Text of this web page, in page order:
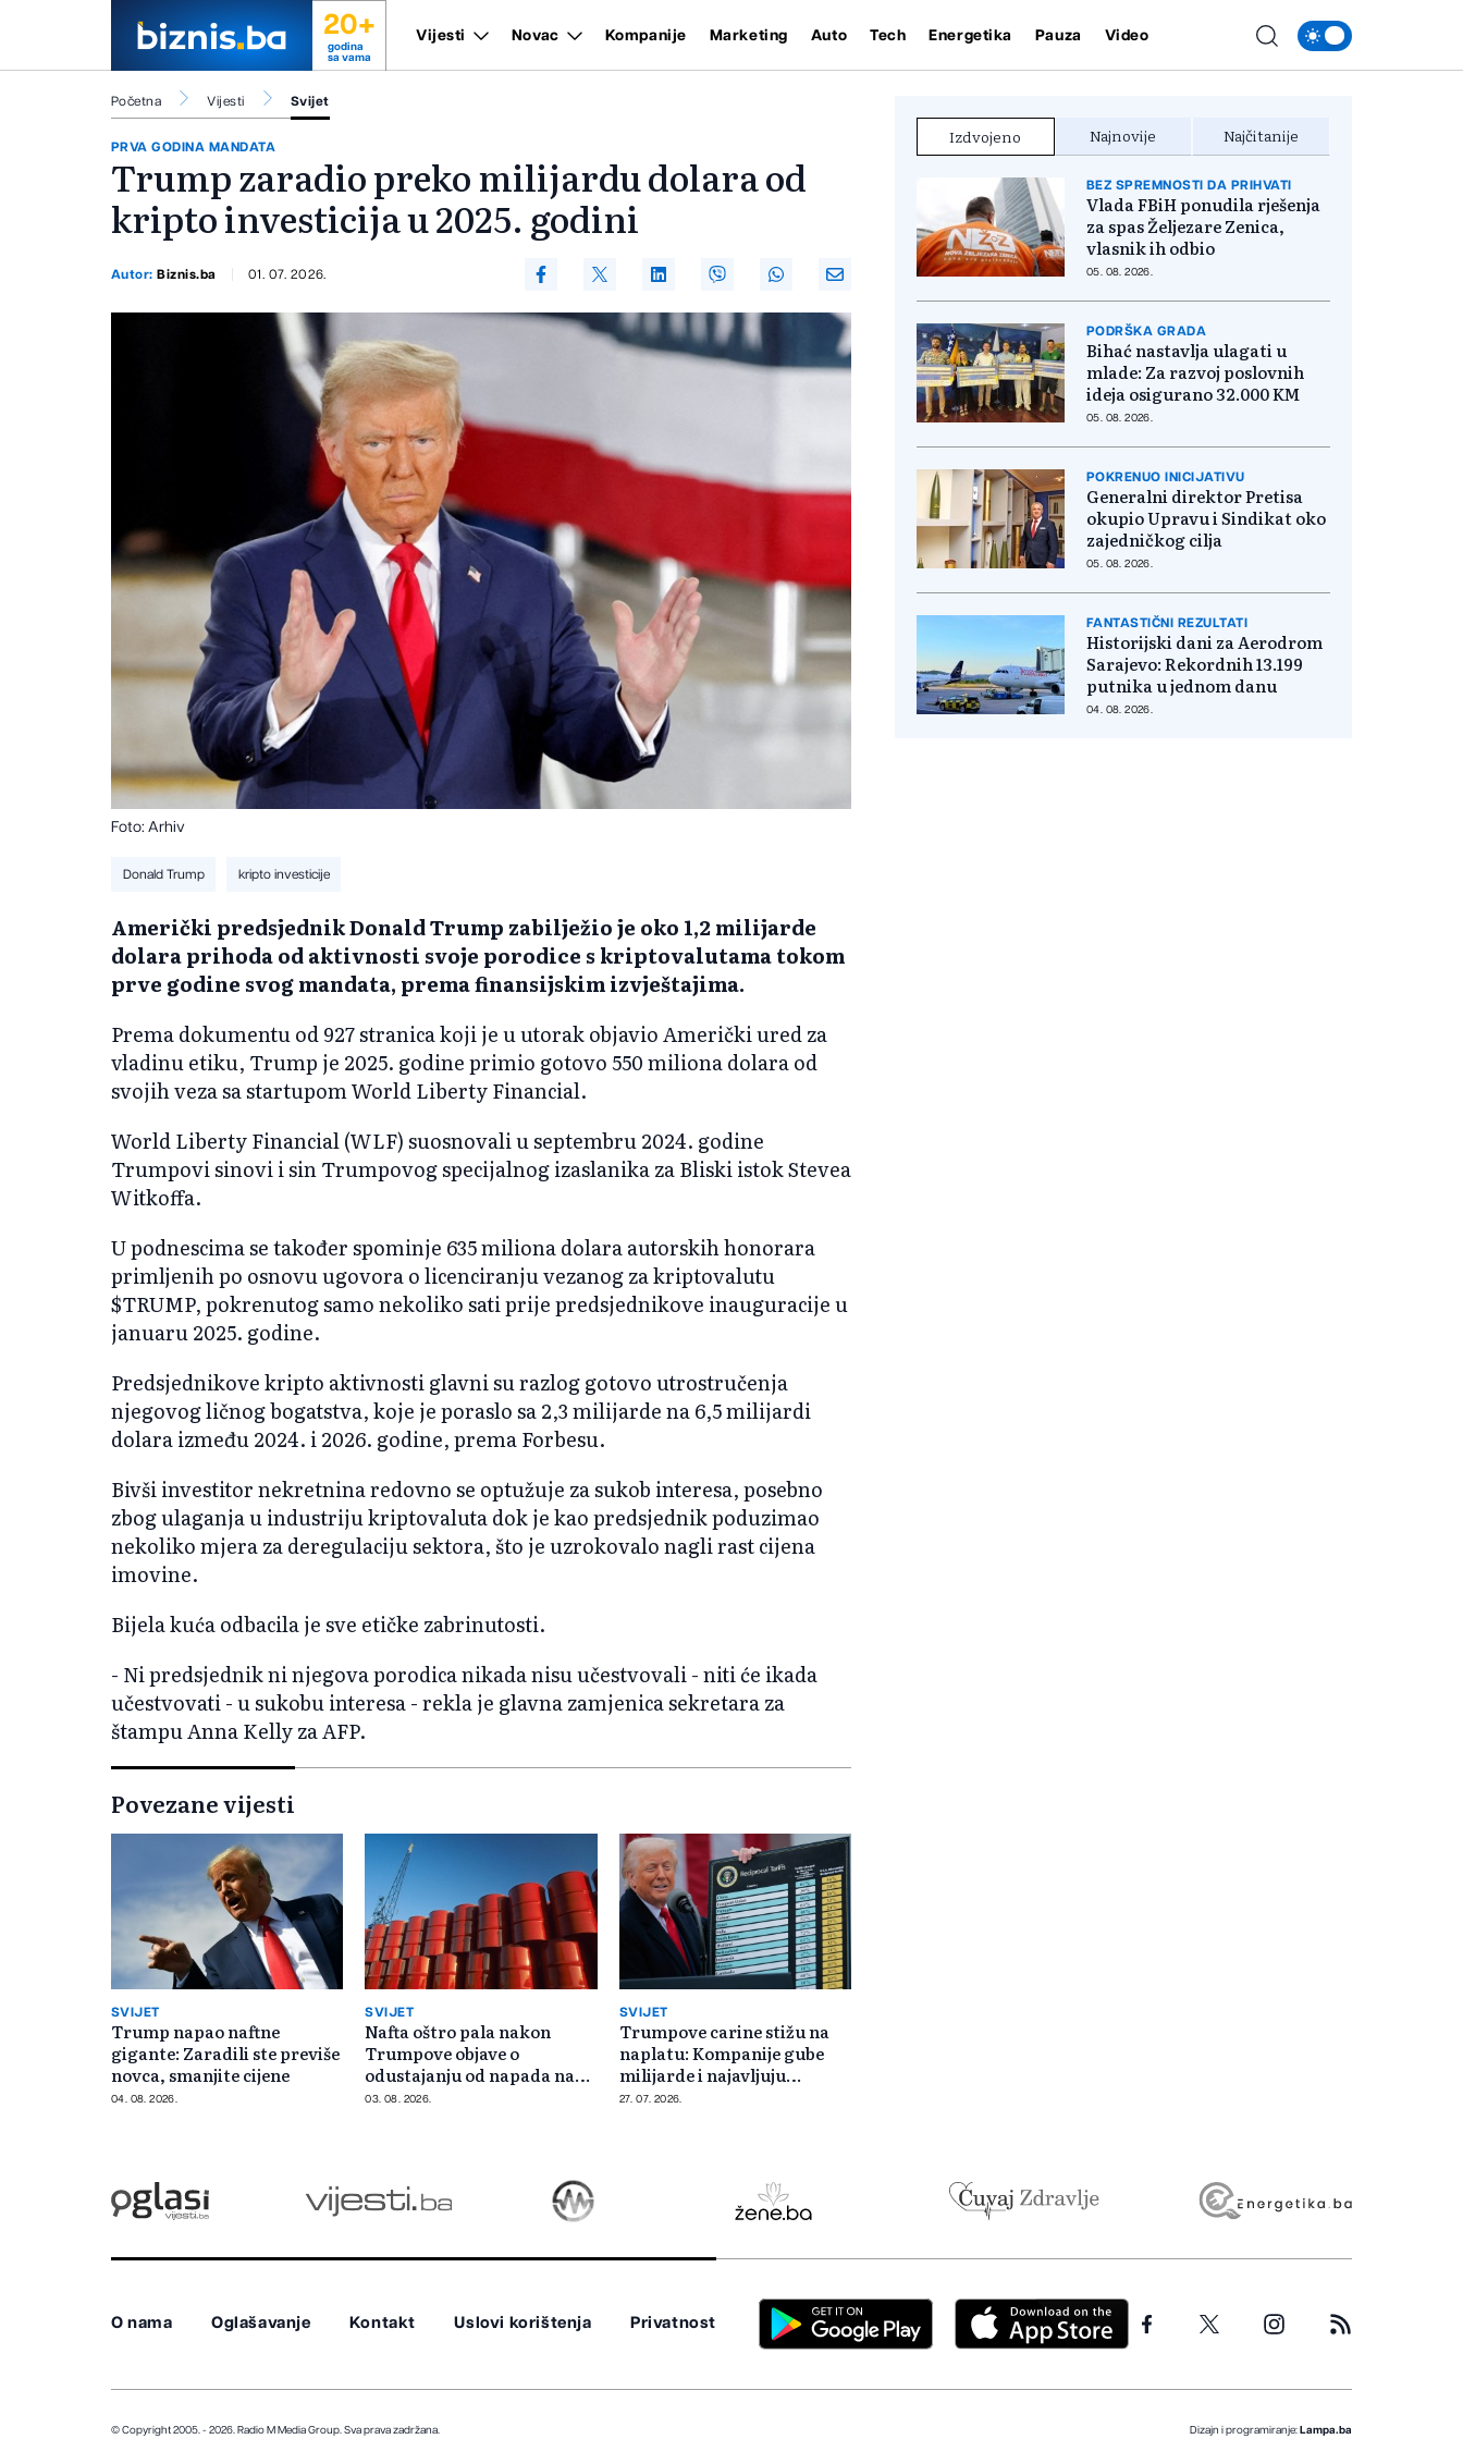
20+
godina
sa vama
Vijesti Novac Kompanije Marketing Auto Tech Energetika Pauza Video
Početna Vijesti Svijet
PRVA GODINA MANDATA
Trump zaradio preko milijardu dolara od
kripto investicija u 2025. godini
Autor:Biznis.ba 01. 07. 2026.
Foto: Arhiv
Donald Trump kripto investicije
Američki predsjednik Donald Trump zabilježio je oko 1,2 milijarde
dolara prihoda od aktivnosti svoje porodice s kriptovalutama tokom
prve godine svog mandata, prema finansijskim izvještajima.
Prema dokumentu od 927 stranica koji je u utorak objavio Američki ured za
vladinu etiku, Trump je 2025. godine primio gotovo 550 miliona dolara od
svojih veza sa startupom World Liberty Financial.
World Liberty Financial (WLF) suosnovali u septembru 2024. godine
Trumpovi sinovi i sin Trumpovog specijalnog izaslanika za Bliski istok Stevea
Witkoffa.
U podnescima se također spominje 635 miliona dolara autorskih honorara
primljenih po osnovu ugovora o licenciranju vezanog za kriptovalutu
$TRUMP, pokrenutog samo nekoliko sati prije predsjednikove inauguracije u
januaru 2025. godine.
Predsjednikove kripto aktivnosti glavni su razlog gotovo utrostručenja
njegovog ličnog bogatstva, koje je poraslo sa 2,3 milijarde na 6,5 ​​milijardi
dolara između 2024. i 2026. godine, prema Forbesu.
Bivši investitor nekretnina redovno se optužuje za sukob interesa, posebno
zbog ulaganja u industriju kriptovaluta dok je kao predsjednik poduzimao
nekoliko mjera za deregulaciju sektora, što je uzrokovalo nagli rast cijena
imovine.
Bijela kuća odbacila je sve etičke zabrinutosti.
- Ni predsjednik ni njegova porodica nikada nisu učestvovali - niti će ikada
učestvovati - u sukobu interesa - rekla je glavna zamjenica sekretara za
štampu Anna Kelly za AFP.
Povezane vijesti
SVIJET
Trump napao naftne
gigante: Zaradili ste previše
novca, smanjite cijene
04. 08. 2026.
SVIJET
Nafta oštro pala nakon
Trumpove objave o
odustajanju od napada na
Iran
03. 08. 2026.
SVIJET
Trumpove carine stižu na
naplatu: Kompanije gube
milijarde i najavljuju
poskupljenja
27. 07. 2026.
Izdvojeno Najnovije Najčitanije
BEZ SPREMNOSTI DA PRIHVATI
Vlada FBiH ponudila rješenja
za spas Željezare Zenica,
vlasnik ih odbio
05. 08. 2026.
PODRŠKA GRADA
Bihać nastavlja ulagati u
mlade: Za razvoj poslovnih
ideja osigurano 32.000 KM
05. 08. 2026.
POKRENUO INICIJATIVU
Generalni direktor Pretisa
okupio Upravu i Sindikat oko
zajedničkog cilja
05. 08. 2026.
FANTASTIČNI REZULTATI
Historijski dani za Aerodrom
Sarajevo: Rekordnih 13.199
putnika u jednom danu
04. 08. 2026.
O nama Oglašavanje Kontakt Uslovi korištenja Privatnost
© Copyright 2005. - 2026. Radio M Media Group. Sva prava zadržana. Dizajn i programiranje: Lampa.ba